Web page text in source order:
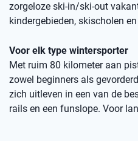
zorgeloze ski-in/ski-out
kindergebieden, skischolen
Voor elk type wintersporter
Met ruim 80 kilometer aan
zowel beginners als
zich uitleven in een van de
rails en een funslope. Voor